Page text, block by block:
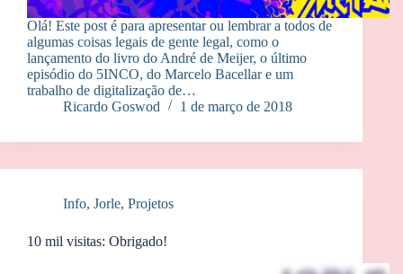
Olá! Este post é para apresentar ou lembrar a todos de
algumas coisas legais de gente legal, como o
lançamento do livro do André de Meijer, o último
episódio do 5INCO, do Marcelo Bacellar e um
trabalho de digitalização de…
Ricardo Goswod
1 de março de 2018
Info, Jorle, Projetos
10 mil visitas: Obrigado!